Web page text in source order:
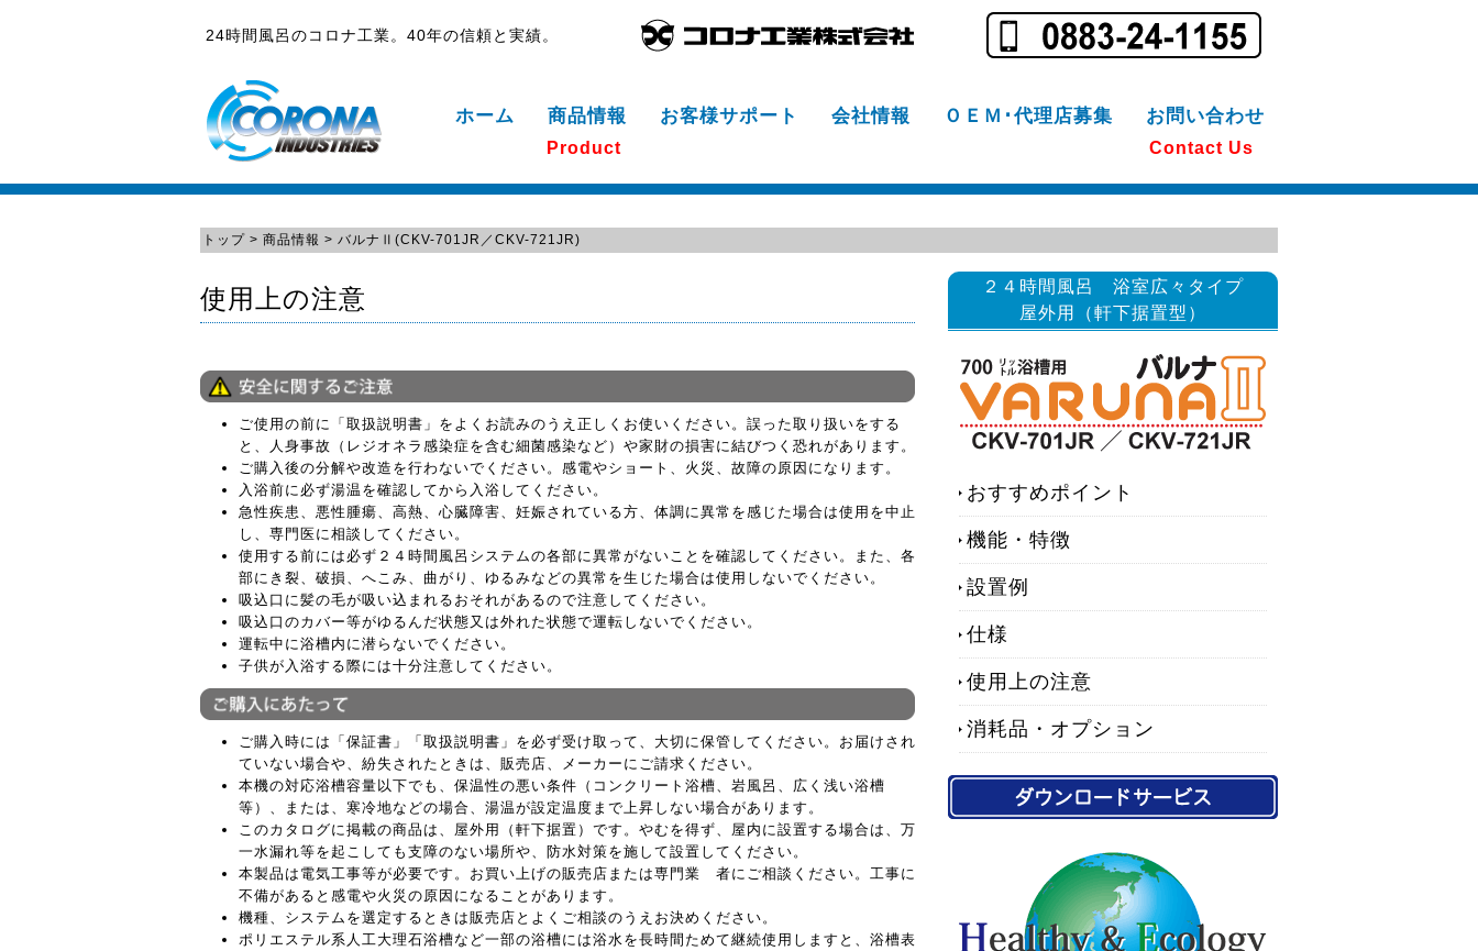
24時間風呂のコロナ工業。40年の信頼と実績。
ホーム 商品情報 お客様サポート 会社情報 ＯＥＭ･代理店募集 お問い合わせ
Contact Us
Product
トップ > 商品情報 > バルナⅡ(CKV-701JR／CKV-721JR)
使用上の注意
ご使用の前に「取扱説明書」をよくお読みのうえ正しくお使いください。誤った取り扱いをする
と、人身事故（レジオネラ感染症を含む細菌感染など）や家財の損害に結びつく恐れがあります。
ご購入後の分解や改造を行わないでください。感電やショート、火災、故障の原因になります。
入浴前に必ず湯温を確認してから入浴してください。
急性疾患、悪性腫瘍、高熱、心臓障害、妊娠されている方、体調に異常を感じた場合は使用を中止
し、専門医に相談してください。
使用する前には必ず２４時間風呂システムの各部に異常がないことを確認してください。また、各
部にき裂、破損、へこみ、曲がり、ゆるみなどの異常を生じた場合は使用しないでください。
吸込口に髪の毛が吸い込まれるおそれがあるので注意してください。
吸込口のカバー等がゆるんだ状態又は外れた状態で運転しないでください。
運転中に浴槽内に潜らないでください。
子供が入浴する際には十分注意してください。
ご購入時には「保証書」「取扱説明書」を必ず受け取って、大切に保管してください。お届けされ
ていない場合や、紛失されたときは、販売店、メーカーにご請求ください。
本機の対応浴槽容量以下でも、保温性の悪い条件（コンクリート浴槽、岩風呂、広く浅い浴槽
等）、または、寒冷地などの場合、湯温が設定温度まで上昇しない場合があります。
このカタログに掲載の商品は、屋外用（軒下据置）です。やむを得ず、屋内に設置する場合は、万
一水漏れ等を起こしても支障のない場所や、防水対策を施して設置してください。
本製品は電気工事等が必要です。お買い上げの販売店または専門業 者にご相談ください。工事に
不備があると感電や火災の原因になることがあります。
機種、システムを選定するときは販売店とよくご相談のうえお決めください。
ポリエステル系人工大理石浴槽など一部の浴槽には浴水を長時間ためて継続使用しますと、浴槽表
２４時間風呂 浴室広々タイプ
屋外用（軒下据置型）
おすすめポイント
機能・特徴
設置例
仕様
使用上の注意
消耗品・オプション